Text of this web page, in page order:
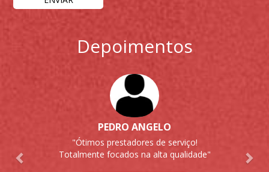
Depoimentos
PEDRO ANGELO
"Ótimos prestadores de serviço!
Totalmente focados na alta qualidade"